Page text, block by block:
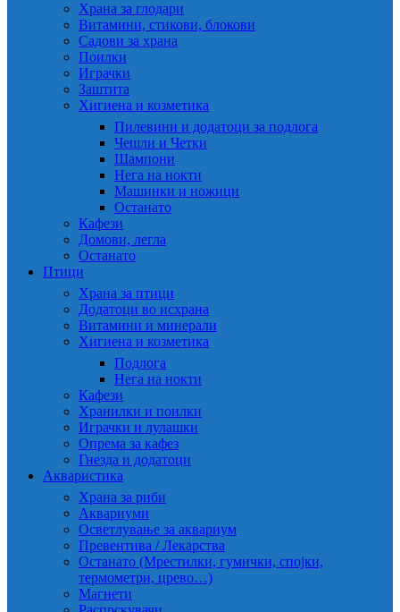
Храна за глодари
Витамини, стикови, блокови
Садови за храна
Поилки
Играчки
Заштита
Хигиена и козметика
Пилевини и додатоци за подлога
Чешли и Четки
Шампони
Нега на нокти
Машинки и ножици
Останато
Кафези
Домови, легла
Останато
Птици
Храна за птици
Додатоци во исхрана
Витамини и минерали
Хигиена и козметика
Подлога
Нега на нокти
Кафези
Хранилки и поилки
Играчки и лулашки
Опрема за кафез
Гнезда и додатоци
Акваристика
Храна за риби
Аквариуми
Осветлување за аквариум
Превентива / Лекарства
Останато (Мрестилки, гумички, спојки,
термометри, црево…)
Магнети